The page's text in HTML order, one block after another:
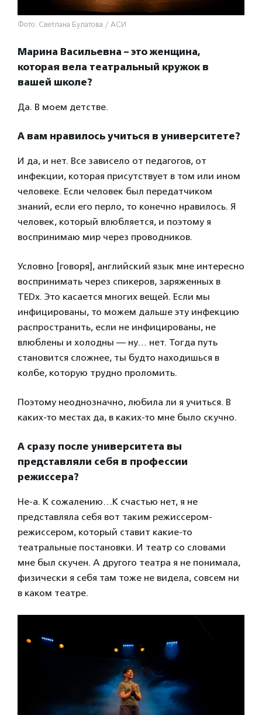
Фото: Светлана Булатова / АСИ
Марина Васильевна – это женщина,
которая вела театральный кружок в
вашей школе?
Да. В моем детстве.
А вам нравилось учиться в университете?
И да, и нет. Все зависело от педагогов, от
инфекции, которая присутствует в том или ином
человеке. Если человек был передатчиком
знаний, если его перло, то конечно нравилось. Я
человек, который влюбляется, и поэтому я
воспринимаю мир через проводников.
Условно [говоря], английский язык мне интересно
воспринимать через спикеров, заряженных в
TEDx. Это касается многих вещей. Если мы
инфицированы, то можем дальше эту инфекцию
распространить, если не инфицированы, не
влюблены и холодны — ну… нет. Тогда путь
становится сложнее, ты будто находишься в
колбе, которую трудно проломить.
Поэтому неоднозначно, любила ли я учиться. В
каких-то местах да, в каких-то мне было скучно.
А сразу после университета вы
представляли себя в профессии
режиссера?
Не-а. К сожалению…К счастью нет, я не
представляла себя вот таким режиссером-
режиссером, который ставит какие-то
театральные постановки. И театр со словами
мне был скучен. А другого театра я не понимала,
физически я себя там тоже не видела, совсем ни
в каком театре.